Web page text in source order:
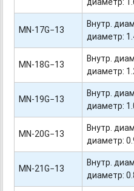
MN-17G−13
Внутр.
диаметр:
MN-18G−13
Внутр.
диаметр:
MN-19G−13
Внутр.
диаметр:
MN-20G−13
Внутр.
диаметр:
MN-21G−13
Внутр.
диаметр: